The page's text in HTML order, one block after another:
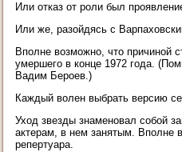
Или отказ от роли был
Или же, разойдясь с
Вполне возможно, что причиной
умершего в конце 1972 года.
Вадим Бероев.)
Каждый волен выбрать версию
Уход звезды знаменовал собой
актерам, в нем занятым. Вполне
репертуара.